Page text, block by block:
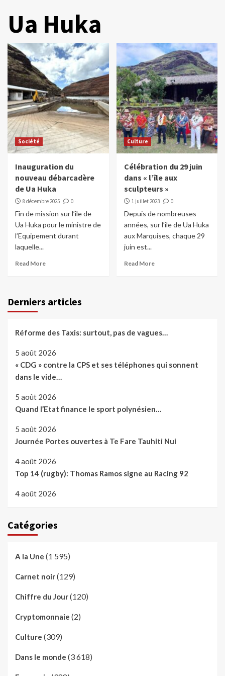
Ua Huka
Société
Inauguration du
nouveau débarcadère
de Ua Huka
8 décembre 2025 0
Fin de mission sur l’île de
Ua Huka pour le ministre de
l’Equipement durant
laquelle...
Read More
Culture
Célébration du 29 juin
dans « l’île aux
sculpteurs »
1 juillet 2023 0
Depuis de nombreuses
années, sur l’île de Ua Huka
aux Marquises, chaque 29
juin est...
Read More
Derniers articles
Réforme des Taxis: surtout, pas de vagues…
5 août 2026
« CDG » contre la CPS et ses téléphones qui sonnent
dans le vide…
5 août 2026
Quand l’Etat finance le sport polynésien…
5 août 2026
Journée Portes ouvertes à Te Fare Tauhiti Nui
4 août 2026
Top 14 (rugby): Thomas Ramos signe au Racing 92
4 août 2026
Catégories
A la Une (1 595)
Carnet noir(129)
Chiffre du Jour(120)
Cryptomonnaie (2)
Culture (309)
Dans le monde (3 618)